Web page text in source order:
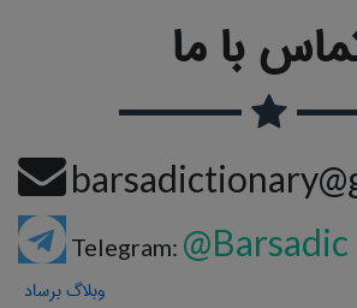
با ما
Telegram: @Barsadic
وبلاگ برساد